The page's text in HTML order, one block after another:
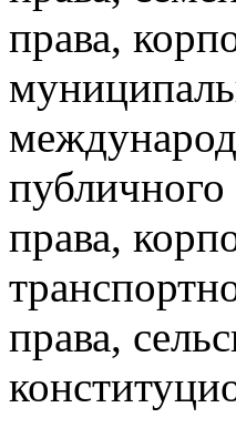
права,
публичного
права,
права,